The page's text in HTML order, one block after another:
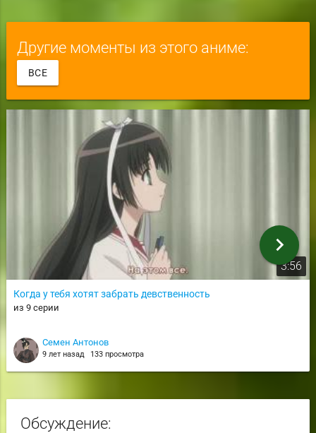
Другие моменты из этого аниме:
ВСЕ
3:56
Когда у тебя хотят забрать девственность
из 9 серии
Семен Антонов
9 лет назад 133 просмотра
chevron_right
Обсуждение: